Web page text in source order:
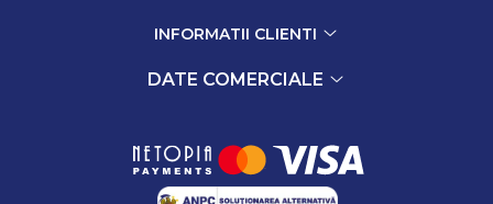
INFORMATII CLIENTI
DATE COMERCIALE